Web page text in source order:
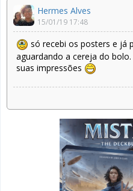
Hermes Alves
15/01/19 17:48
só recebi os posters e já
aguardando a cereja do
suas impressões